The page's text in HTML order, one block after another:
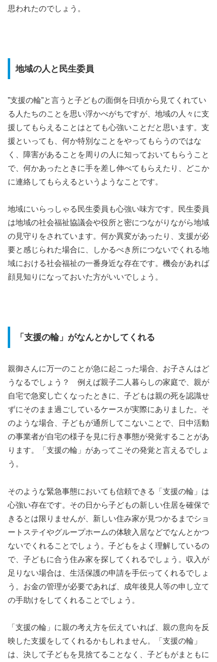
思われたのでしょう。
地域の人と民生委員
”支援の輪”と言うと子どもの面倒を日頃から見てくれてい
る人たちのことを思い浮かべがちですが、地域の人々に支
援してもらえることはとても心強いことだと思います。支
援といっても、何か特別なことをやってもらうのではな
く、障害があることを周りの人に知っておいてもらうこと
で、何かあったときに手を差し伸べてもらえたり、どこか
に連絡してもらえるというようなことです。
地域にいらっしゃる民生委員も心強い味方です。民生委員
は地域の社会福祉協議会や役所と密につながりながら地域
の見守りをされています。何か異変があったり、支援が必
要と感じられた場合に、しかるべき所につないでくれる地
域における社会福祉の一番身近な存在です。機会があれば
顔見知りになっておいた方がいいでしょう。
「支援の輪」がなんとかしてくれる
親御さんに万一のことが急に起こった場合、お子さんはど
うなるでしょう？ 例えば親子二人暮らしの家庭で、親が
自宅で急変し亡くなったときに、子どもは親の死を認識せ
ずにそのまま過ごしているケースが実際にありました。そ
のような場合、子どもが通所してこないことで、日中活動
の事業者が自宅の様子を見に行き事態が発覚することがあ
ります。「支援の輪」があってこその発覚と言えるでしょ
う。
そのような緊急事態においても信頼できる「支援の輪」は
心強い存在です。その日から子どもの新しい住居を確保で
きるとは限りませんが、新しい住み家が見つかるまでショ
ートステイやグループホームの体験入居などでなんとかつ
ないでくれることでしょう。子どもをよく理解しているの
で、子どもに合う住み家を探してくれるでしょう。収入が
足りない場合は、生活保護の申請を手伝ってくれるでしょ
う。お金の管理が必要であれば、成年後見人等の申し立て
の手助けをしてくれることでしょう。
「支援の輪」に親の考え方を伝えていれば、親の意向を反
映した支援をしてくれるかもしれません。「支援の輪」
は、決して子どもを見捨てることなく、子どもがまともに